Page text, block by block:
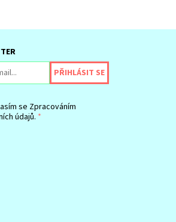
se Zpracováním
údajů.